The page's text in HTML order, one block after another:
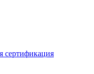
сертификация